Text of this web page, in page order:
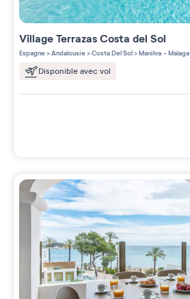
VillageTerrazas Costa del Sol
Espagne>Andalousie>Costa Del Sol>Manilva - Malaga
Disponible avec vol